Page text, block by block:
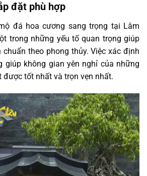
đặt phù hợp
đá hoa cương sang trọng tại Lâm
trong những yếu tố quan trọng giúp
theo phong thủy. Việc xác định
giúp không gian yên nghỉ của những
tốt nhất và trọn vẹn nhất.